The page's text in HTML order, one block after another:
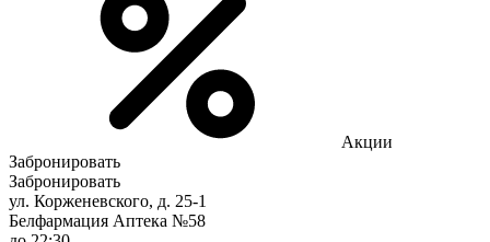
Акции
Забронировать
Забронировать
ул. Корженевского, д. 25-1
Белфармация Аптека №58